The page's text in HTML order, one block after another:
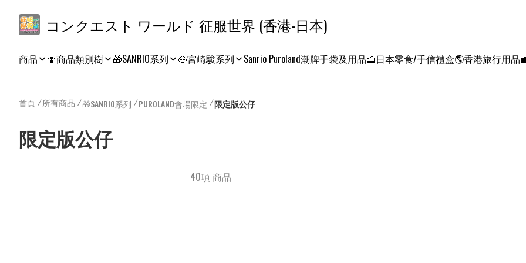
コンクエスト ワールド 征服世界 (香港-日本)
商品 🍄商品類別樹 🎁SANRIO系列 🐽宮崎駿系列 Sanrio Puroland潮牌手袋及用品🍰日本零食/手信禮盒🌎香港旅行用品
首頁/所有商品 /🎁SANRIO系列 /PUROLAND會場限定 /限定版公仔
限定版公仔
40項 商品